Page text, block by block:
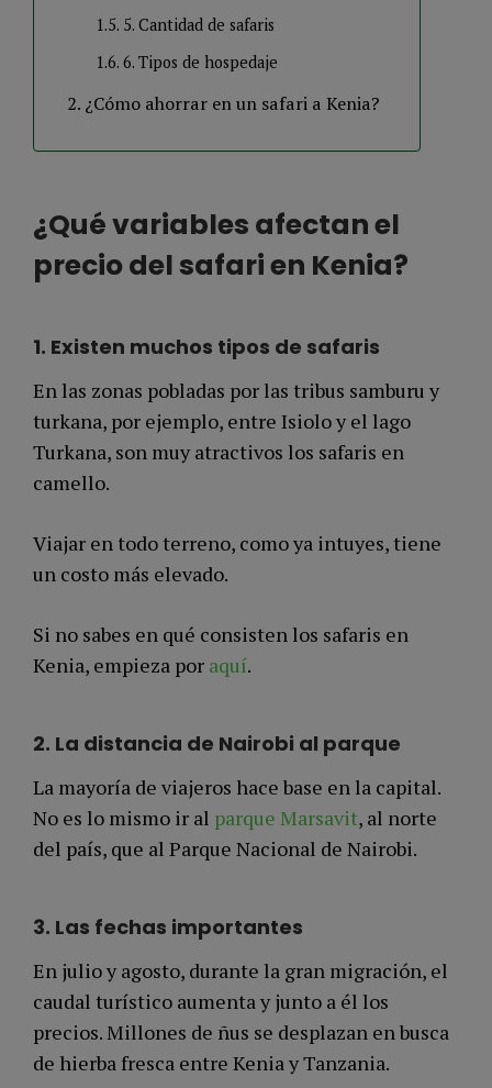
5. Cantidad de safaris
6. Tipos de hospedaje
¿Cómo ahorrar en un safari a Kenia?
¿Qué variables afectan el
precio del safari en Kenia?
1. Existen muchos tipos de safaris
En las zonas pobladas por las tribus samburu y
turkana, por ejemplo, entre Isiolo y el lago
Turkana, son muy atractivos los safaris en
camello.
Viajar en todo terreno, como ya intuyes, tiene
un costo más elevado.
Si no sabes en qué consisten los safaris en
Kenia, empieza por aquí.
2. La distancia de Nairobi al parque
La mayoría de viajeros hace base en la capital.
No es lo mismo ir al parque Marsavit, al norte
del país, que al Parque Nacional de Nairobi.
3. Las fechas importantes
En julio y agosto, durante la gran migración, el
caudal turístico aumenta y junto a él los
precios. Millones de ñus se desplazan en busca
de hierba fresca entre Kenia y Tanzania.